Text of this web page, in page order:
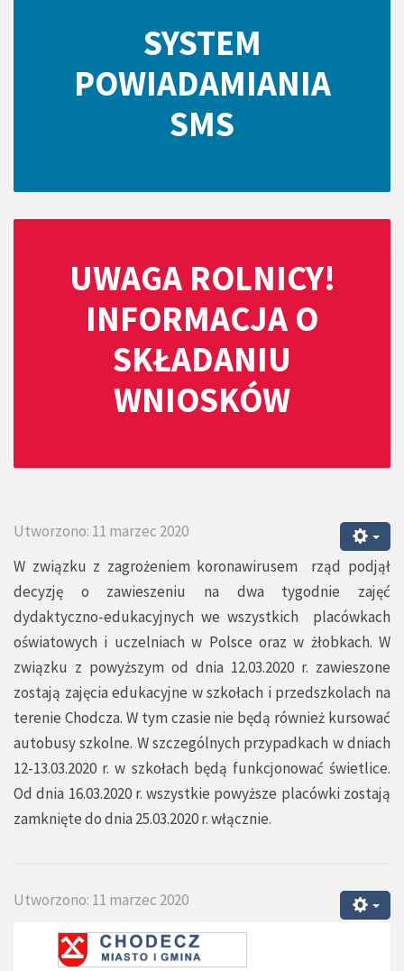
SYSTEM
POWIADAMIANIA
SMS
UWAGA ROLNICY!
INFORMACJA O
SKŁADANIU
WNIOSKÓW
Utworzono: 11 marzec 2020
W związku z zagrożeniem koronawirusem rząd podjął
decyzję o zawieszeniu na dwa tygodnie zajęć
dydaktyczno-edukacyjnych we wszystkich placówkach
oświatowych i uczelniach w Polsce oraz w żłobkach. W
związku z powyższym od dnia 12.03.2020 r. zawieszone
zostają zajęcia edukacyjne w szkołach i przedszkolach na
terenie Chodcza. W tym czasie nie będą również kursować
autobusy szkolne. W szczególnych przypadkach w dniach
12-13.03.2020 r. w szkołach będą funkcjonować świetlice.
Od dnia 16.03.2020 r. wszystkie powyższe placówki zostają
zamknięte do dnia 25.03.2020 r. włącznie.
Utworzono: 11 marzec 2020